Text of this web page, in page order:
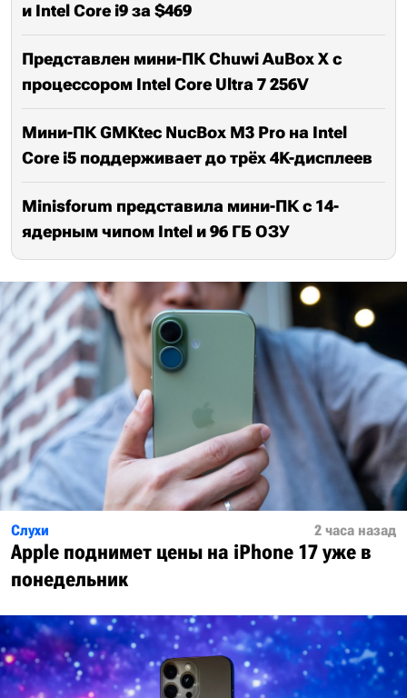
и Intel Core i9 за $469
Представлен мини-ПК Chuwi AuBox X с
процессором Intel Core Ultra 7 256V
Мини-ПК GMKtec NucBox M3 Pro на Intel
Core i5 поддерживает до трёх 4K-дисплеев
Minisforum представила мини-ПК с 14-
ядерным чипом Intel и 96 ГБ ОЗУ
Слухи 2 часа назад
Apple поднимет цены на iPhone 17 уже в
понедельник